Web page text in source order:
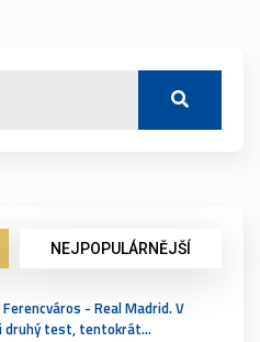
NEJPOPULÁRNĚJŠÍ
Ferencváros - Real Madrid. V
druhý test, tentokrát…